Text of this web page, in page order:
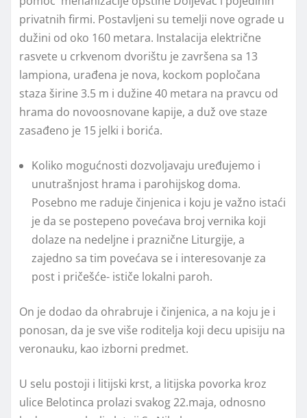
privatnih firmi. Postavljeni su temelji nove ograde u
dužini od oko 160 metara. Instalacija električne
rasvete u crkvenom dvorištu je završena sa 13
lampiona, urađena je nova, kockom popločana
staza širine 3.5 m i dužine 40 metara na pravcu od
hrama do novoosnovane kapije, a duž ove staze
zasađeno je 15 jelki i borića.
Koliko mogućnosti dozvoljavaju uređujemo i
unutrašnjost hrama i parohijskog doma.
Posebno me raduje činjenica i koju je važno istaći
je da se postepeno povećava broj vernika koji
dolaze na nedeljne i praznične Liturgije, a
zajedno sa tim povećava se i interesovanje za
post i pričešće- ističe lokalni paroh.
On je dodao da ohrabruje i činjenica, a na koju je i
ponosan, da je sve više roditelja koji decu upisiju na
veronauku, kao izborni predmet.
U selu postoji i litijski krst, a litijska povorka kroz
ulice Belotinca prolazi svakog 22.maja, odnosno